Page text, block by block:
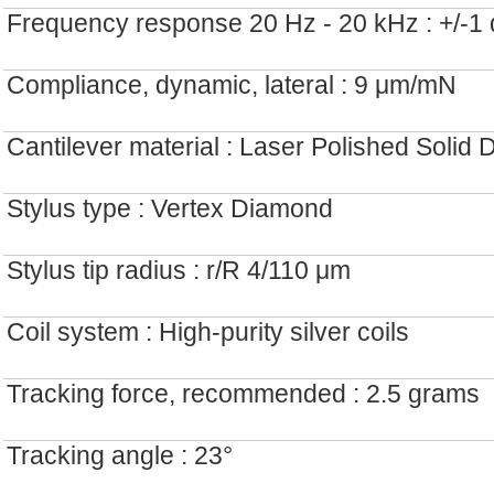
Frequency response 20 Hz - 20 kHz : +/-1
Compliance, dynamic, lateral : 9 μm/mN
Cantilever material : Laser Polished Solid
Stylus type : Vertex Diamond
Stylus tip radius : r/R 4/110 μm
Coil system : High-purity silver coils
Tracking force, recommended : 2.5 grams
Tracking angle : 23°